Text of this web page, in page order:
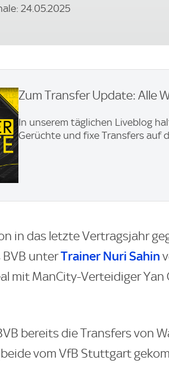
24.05.2025
Zum Transfer Update: Alle
In unserem täglichen Liveblog
Gerüchte und fixe Transfers auf
in das letzte Vertragsjahr
unterTrainer Nuri Sahin
mit ManCity-Verteidiger Yan
bereits die Transfers von
vom VfB Stuttgart